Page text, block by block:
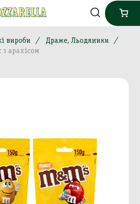
вироби
Драже, Льодяники
арахісом